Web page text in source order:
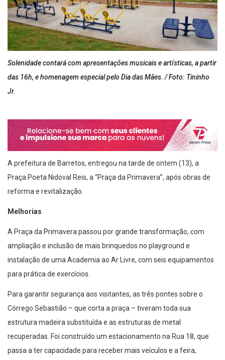
Solenidade contará com apresentações musicais e artísticas, a partir
das 16h, e homenagem especial pelo Dia das Mães. / Foto: Tininho
Jr.
A prefeitura de Barretos, entregou na tarde de ontem (13), a
Praça Poeta Nidoval Reis, a “Praça da Primavera”, após obras de
reforma e revitalização.
Melhorias
A Praça da Primavera passou por grande transformação, com
ampliação e inclusão de mais brinquedos no playground e
instalação de uma Academia ao Ar Livre, com seis equipamentos
para prática de exercícios.
Para garantir segurança aos visitantes, as três pontes sobre o
Córrego Sebastião – que corta a praça – tiveram toda sua
estrutura madeira substituída e as estruturas de metal
recuperadas. Foi construído um estacionamento na Rua 18, que
passa a ter capacidade para receber mais veículos e a feira,